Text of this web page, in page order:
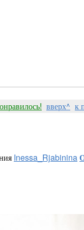
вверх^ к
Inessa_Rjabinina